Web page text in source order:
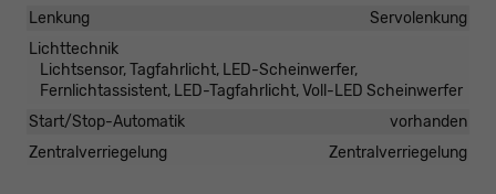
Lenkung
Servolenkung
Lichttechnik
Lichtsensor, Tagfahrlicht, LED-Scheinwerfer,
Fernlichtassistent, LED-Tagfahrlicht, Voll-LED Scheinwerfer
Start/Stop-Automatik
vorhanden
Zentralverriegelung
Zentralverriegelung